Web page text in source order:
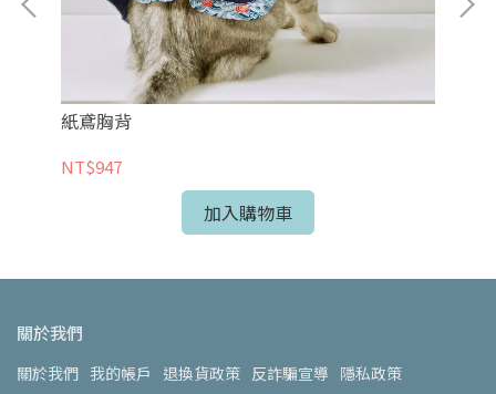
紙鳶胸背
NT$947
加入購物車
關於我們
關於我們 我的帳戶 退換貨政策 反詐騙宣導 隱私政策